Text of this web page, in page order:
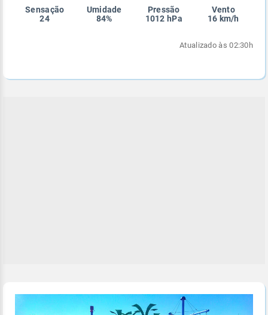
Sensação
24
Umidade
84%
Pressão
1012 hPa
Vento
16 km/h
Atualizado às 02:30h
Enviar
Enviar
Enviar
Enviar
Enviar